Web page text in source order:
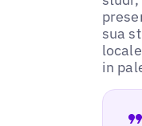
sua
in